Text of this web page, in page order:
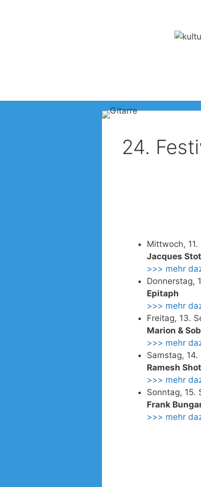
24.
Mittwoch,
Jacques
>>> mehr
Donnerstag,
Epitaph
>>> mehr
Freitag, 13.
Marion &
>>> mehr
Samstag,
Ramesh
>>> mehr
Sonntag, 15.
Frank
>>> mehr